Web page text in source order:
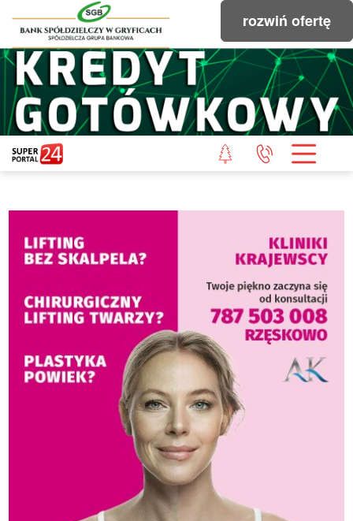
rozwiń ofertę
STRONA GŁÓWNA
POWIAT GRYFICKI
STUDIO SUPERPORTALU
KONTAKT
REDAKCJA
REGULAMIN